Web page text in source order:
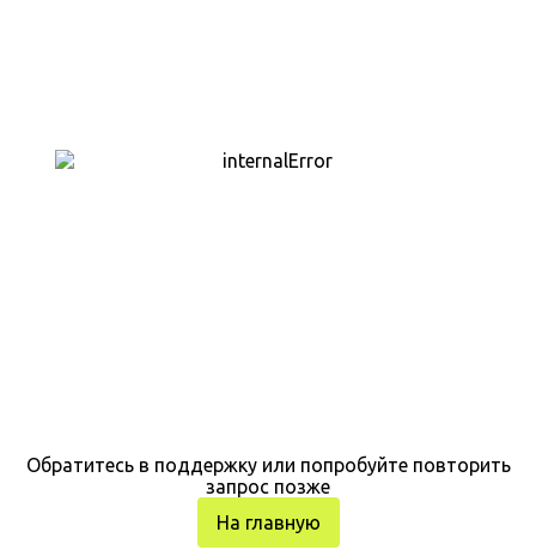
Обратитесь в поддержку или попробуйте повторить
запрос позже
На главную